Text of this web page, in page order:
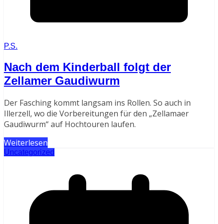
P.S.
Nach dem Kinderball folgt der
Zellamer Gaudiwurm
Der Fasching kommt langsam ins Rollen. So auch in
Illerzell, wo die Vorbereitungen für den „Zellamaer
Gaudiwurm“ auf Hochtouren laufen.
Weiterlesen
Uncategorized